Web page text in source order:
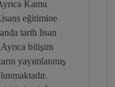
Kamu
eğitimine
tarih lisan
bilişim
yayımlanmış